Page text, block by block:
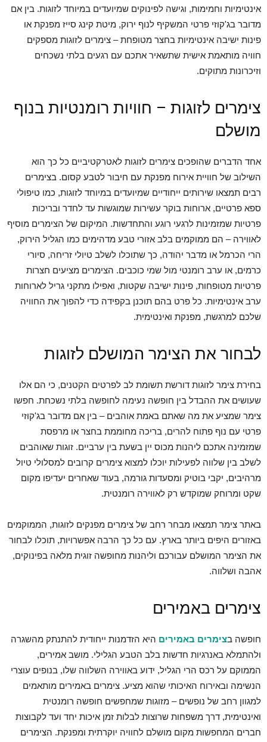
אינטימיות וחמימות, וגישה לפינוקים שמיועדים במיוחד לזוגות. בין אם
מדובר בג'קוזי פרטי המשקיף לנוף ירוק, מיטת קינג סייז מפנקת או
פינות ישיבה אינטימיות בחצר מטופחת – צימרים לזוגות מספקים
חוויה מותאמת אישית שתשאיר אתכם עם רגעים בלתי נשכחים
וזיכרונות מתוקים.
צימרים לזוגות – חוויות רומנטיות בנוף
מושלם
אחד הדברים שהופכים צימרים לזוגות לאטרקטיביים כל כך הוא
השילוב של חוויית אירוח מפנקת עם חיבור לטבע קסום. בצימרים
רבים תמצאו שירותים ייחודיים שמיועדים במיוחד לזוגות, כמו טיפולי
ספא פרטיים, ארוחות בוקר עשירות שמוגשות עד לחדר ובריכות
פרטיות שמזמינות לרגעי רוגע והתחדשות. המיקום של הצימרים מוסיף
לאווירה – הם ממוקמים בלב אזורי טבע מדהימים כמו הגליל הירוק,
הרי הכרמל או מדבר יהודה, כך שתוכלו לשלב טיולי זריחה, סיורי
כרמים, או ערב רומנטי מול שמי כוכבים. הצימרים מציעים חצרות
פרטיות מטופחות, פינות ישיבה שקטות, ואפילו מתקני גריל לארוחות
ערב אינטימיות. כל פרט בהם תוכנן בקפידה כדי להפוך את החוויה
שלכם למרגשת, מפנקת ואינטימית.
לבחור את הצימר המושלם לזוגות
בחירת צימר לזוגות דורשת תשומת לב לפרטים הקטנים, כי הם אלו
שעושים את ההבדל בין חופשה נעימה לחופשה בלתי נשכחת. חפשו
צימר שמציע את מה שאתם באמת אוהבים – בין אם מדובר בג'קוזי
פרטי עם נוף פתוח להרים, בריכה מחוממת בחצר או מרפסת
שמזמינה אתכם ליהנות מכוס יין בשעת בין ערביים. זוגות שאוהבים
לשלב בין שלווה לפעילות יוכלו למצוא צימרים קרובים למסלולי טיול
מרהיבים, יקבי בוטיק ומסעדות גורמה, בעוד שאחרים יעדיפו מקום
שקט ומרוחק שמוקדש רק לאווירה רומנטית.
באתר צימר תמצאו מבחר רחב של צימרים מפנקים לזוגות, הממוקמים
באזורים היפים ביותר בארץ. עם כל כך הרבה אפשרויות, תוכלו לבחור
את הצימר המושלם עבורכם וליהנות מחופשה זוגית מלאה בפינוקים,
אהבה ושלווה.
צימרים באמירים
חופשה בצימרים באמירים היא הזדמנות ייחודית להתנתק מהשגרה
ולהתמלא באנרגיות חדשות בלב הטבע הגלילי. מושב אמירים,
הממוקם על רכס הרי הגליל, ידוע באווירה השלווה שלו, בנופים עוצרי
הנשימה ובאירוח האיכותי שהוא מציע. צימרים באמירים מותאמים
למגוון רחב של נופשים – מזוגות שמחפשים חופשה רומנטית
ואינטימית, דרך משפחות שרוצות לבלות זמן איכות יחד ועד לקבוצות
חברים המחפשות מקום מושלם לחוויה יוקרתית ומפנקת. הצימרים